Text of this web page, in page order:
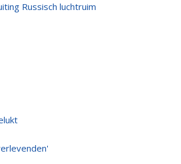
Russisch luchtruim